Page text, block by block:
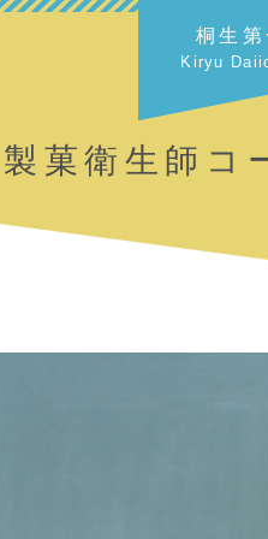
桐生
Kiryu
製菓衛生師コ